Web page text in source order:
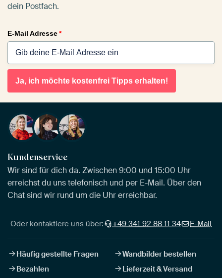
dein Postfach.
E-Mail Adresse*
Ja, ich möchte kostenfrei Tipps erhalten!
Kundenservice
Wir sind für dich da. Zwischen 9:00 und 15:00 Uhr
erreichst du uns telefonisch und per E-Mail. Über den
Chat sind wir rund um die Uhr erreichbar.
Oder kontaktiere uns über: +49 341 92 88 11 34 E-Mail
Häufig gestellte Fragen
Wandbilder bestellen
Bezahlen
Lieferzeit & Versand